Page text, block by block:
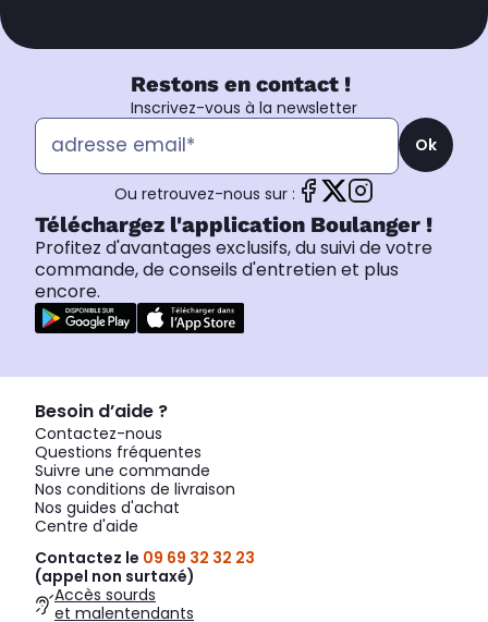
Restons en contact !
Inscrivez-vous à la newsletter
Ok
Ou retrouvez-nous sur :
Téléchargez l'application Boulanger !
Profitez d'avantages exclusifs, du suivi de votre
commande, de conseils d'entretien et plus
encore.
Besoin d’aide ?
Contactez-nous
Questions fréquentes
Suivre une commande
Nos conditions de livraison
Nos guides d'achat
Centre d'aide
Contactez le 09 69 32 32 23
(appel non surtaxé)
Accès sourds
et malentendants